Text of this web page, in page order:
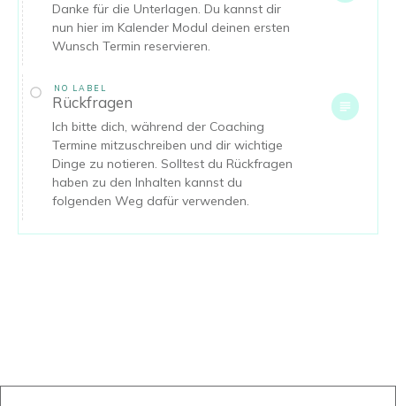
Danke für die Unterlagen. Du kannst dir
nun hier im Kalender Modul deinen ersten
Wunsch Termin reservieren.
NO LABEL
Rückfragen
Ich bitte dich, während der Coaching
Termine mitzuschreiben und dir wichtige
Dinge zu notieren. Solltest du Rückfragen
haben zu den Inhalten kannst du
folgenden Weg dafür verwenden.